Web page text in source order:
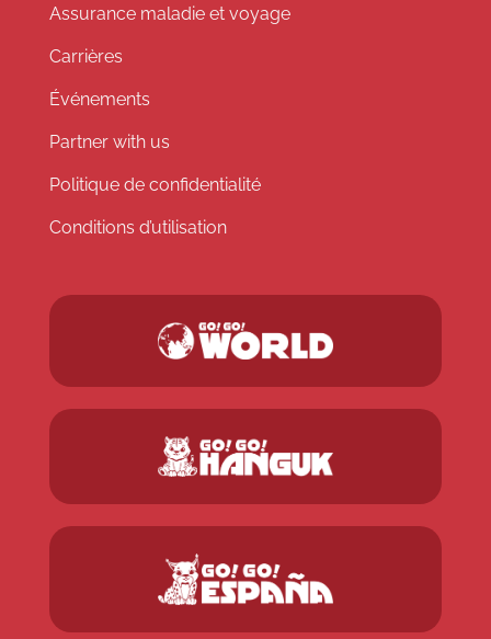
Assurance maladie et voyage
Carrières
Événements
Partner with us
Politique de confidentialité
Conditions d’utilisation